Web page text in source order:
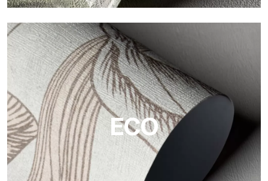
Vinilo
Los acabados vinílicos de los papeles pintados de
Tecnografica ofrecen superficies resistentes, texturizadas y
visualmente sofisticadas.
ECO